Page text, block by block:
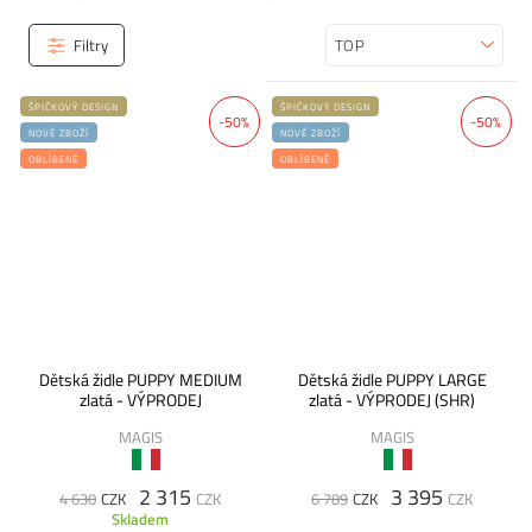
Filtry Seřadit
-50%
ŠPIČKOVÝ DESIGN
NOVÉ ZBOŽÍ
OBLÍBENÉ
Dětská židle PUPPY MEDIUM
zlatá - VÝPRODEJ
MAGIS
4 630 CZK 2 315 CZK
Skladem
-50%
ŠPIČKOVÝ DESIGN
NOVÉ ZBOŽÍ
OBLÍBENÉ
Dětská židle PUPPY LARGE
zlatá - VÝPRODEJ (SHR)
MAGIS
6 789 CZK 3 395 CZK